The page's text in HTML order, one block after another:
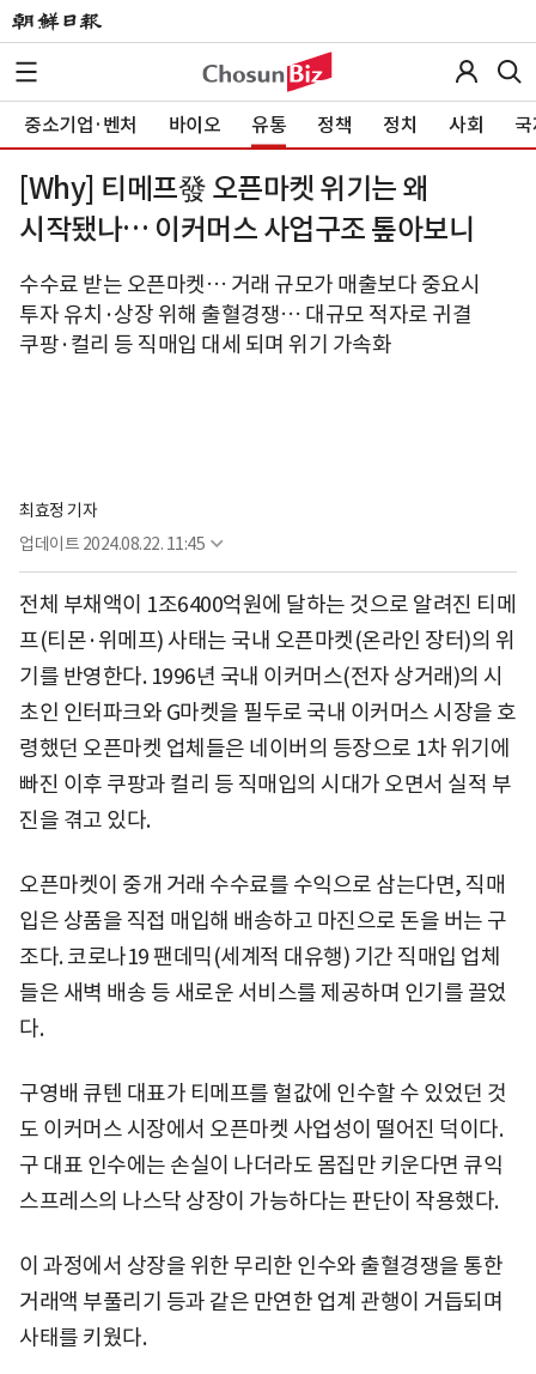
중소기업·벤처 바이오 유통 정책 정치 사회
[Why] 티메프發 오픈마켓 위기는 왜
시작됐나… 이커머스 사업구조 톺아보니
수수료 받는 오픈마켓… 거래 규모가 매출보다 중요시
투자 유치·상장 위해 출혈경쟁… 대규모 적자로 귀결
쿠팡·컬리 등 직매입 대세 되며 위기 가속화
최효정 기자
업데이트 2024.08.22. 11:45
전체 부채액이 1조6400억원에 달하는 것으로 알려진 티메
프(티몬·위메프) 사태는 국내 오픈마켓(온라인 장터)의 위
기를 반영한다. 1996년 국내 이커머스(전자 상거래)의 시
초인 인터파크와 G마켓을 필두로 국내 이커머스 시장을 호
령했던 오픈마켓 업체들은 네이버의 등장으로 1차 위기에
빠진 이후 쿠팡과 컬리 등 직매입의 시대가 오면서 실적 부
진을 겪고 있다.
오픈마켓이 중개 거래 수수료를 수익으로 삼는다면, 직매
입은 상품을 직접 매입해 배송하고 마진으로 돈을 버는 구
조다. 코로나19 팬데믹(세계적 대유행) 기간 직매입 업체
들은 새벽 배송 등 새로운 서비스를 제공하며 인기를 끌었
다.
구영배 큐텐 대표가 티메프를 헐값에 인수할 수 있었던 것
도 이커머스 시장에서 오픈마켓 사업성이 떨어진 덕이다.
구 대표 인수에는 손실이 나더라도 몸집만 키운다면 큐익
스프레스의 나스닥 상장이 가능하다는 판단이 작용했다.
이 과정에서 상장을 위한 무리한 인수와 출혈경쟁을 통한
거래액 부풀리기 등과 같은 만연한 업계 관행이 거듭되며
사태를 키웠다.